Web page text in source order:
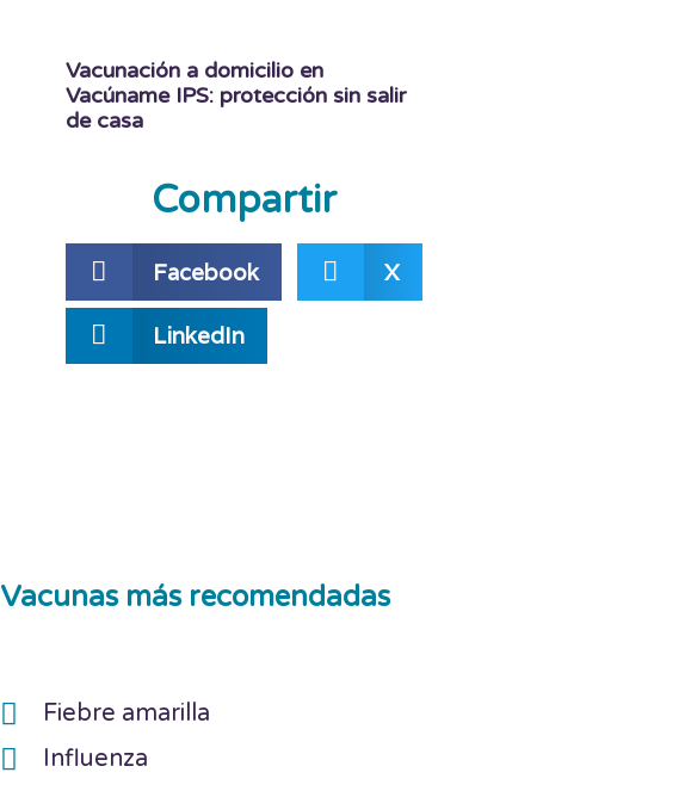
Vacunación a domicilio en
Vacúname IPS: protección sin salir
de casa
Compartir
Facebook X
LinkedIn
Vacunas más recomendadas
Fiebre amarilla
Influenza